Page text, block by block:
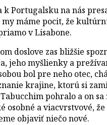
k Portugalsku na nás
my máme pocit, že
v Lisabone.
doslove zas bližšie
jeho myšlienky a
bol pre neho otec,
krajine, ktorú si
pohralo a on sa
osobné a viacvrstvové,
objaviť niečo nové.